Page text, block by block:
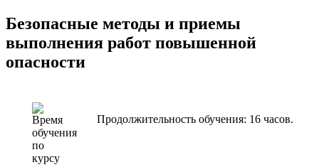
Безопасные методы и приемы
выполнения работ повышенной
опасности
Продолжительность обучения: 16 часов.